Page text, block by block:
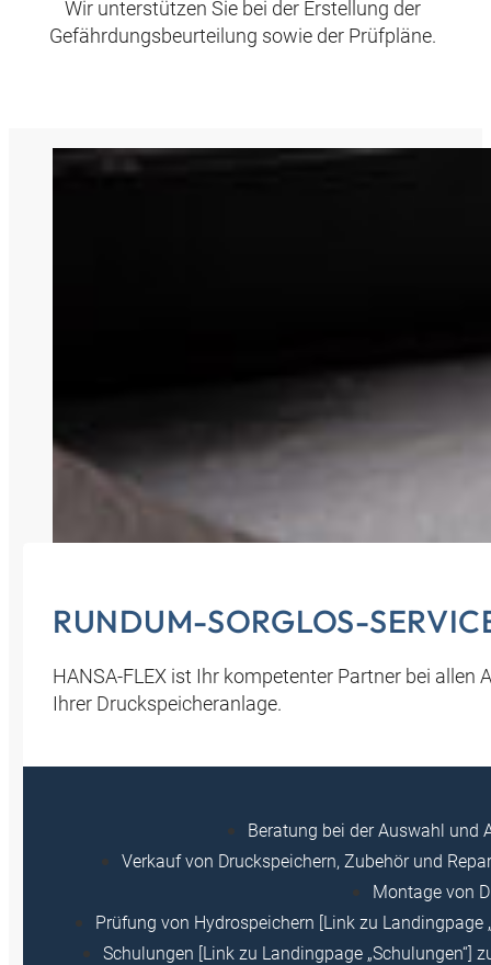
Wir unterstützen Sie bei der Erstellung der
Gefährdungsbeurteilung sowie der Prüfpläne.
RUNDUM-SORGLOS-
HANSA‑FLEX ist Ihr kompetenter Partner bei
Ihrer Druckspeicheranlage.
Beratung bei der Auswahl und
Verkauf von Druckspeichern, Zubehör und
Montage von
Prüfung von Hydrospeichern [Link zu
Schulungen [Link zu Landingpage „Schulungen“]